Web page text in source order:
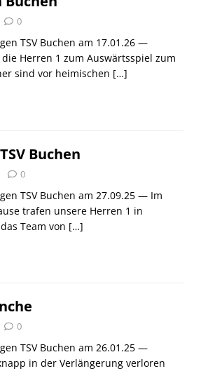
0
TSV Buchen am 17.01.26 —
Herren 1 zum Auswärtsspiel zum
sind vor heimischen […]
Buchen
0
TSV Buchen am 27.09.25 — Im
trafen unsere Herren 1 in
Team von […]
0
TSV Buchen am 26.01.25 —
in der Verlängerung verloren